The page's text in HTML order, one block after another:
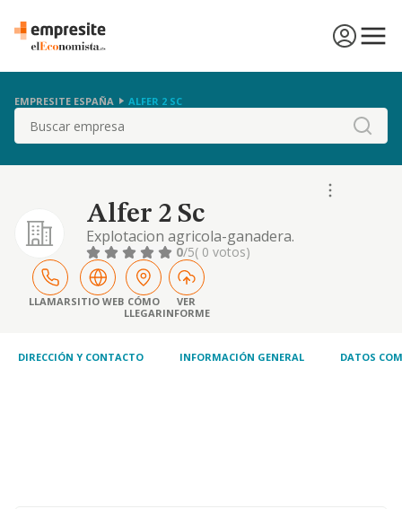
EMPRESITE ESPAÑA ALFER 2 SC
Buscar
Alfer 2 Sc
Explotacion agricola-ganadera.
0/5( 0 votos)
LLAMARSITIO WEB CÓMO
LLEGAR
VER
INFORME
DIRECCIÓN Y CONTACTO INFORMACIÓN GENERAL DATOS